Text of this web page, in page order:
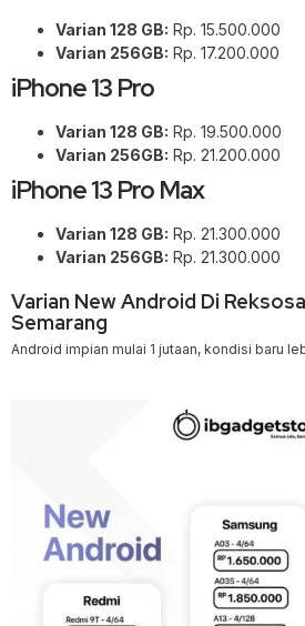
Varian 128 GB: Rp. 15.500.000
Varian 256GB: Rp. 17.200.000
iPhone 13 Pro
Varian 128 GB: Rp. 19.500.000
Varian 256GB: Rp. 21.200.000
iPhone 13 Pro Max
Varian 128 GB: Rp. 21.300.000
Varian 256GB: Rp. 21.300.000
Varian New Android Di
Semarang
Android impian mulai 1 jutaan, kondisi baru